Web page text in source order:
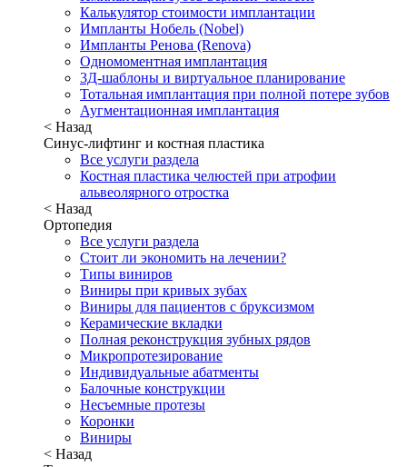
Калькулятор стоимости имплантации
Импланты Нобель (Nobel)
Импланты Ренова (Renova)
Одномоментная имплантация
3Д-шаблоны и виртуальное планирование
Тотальная имплантация при полной потере зубов
Аугментационная имплантация
< Назад
Синус-лифтинг и костная пластика
Все услуги раздела
Костная пластика челюстей при атрофии
альвеолярного отростка
< Назад
Ортопедия
Все услуги раздела
Стоит ли экономить на лечении?
Типы виниров
Виниры при кривых зубах
Виниры для пациентов с бруксизмом
Керамические вкладки
Полная реконструкция зубных рядов
Микропротезирование
Индивидуальные абатменты
Балочные конструкции
Несъемные протезы
Коронки
Виниры
< Назад